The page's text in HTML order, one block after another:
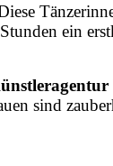
Stunden ein
sind